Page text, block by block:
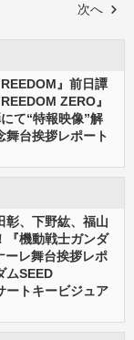
次へ
』前日譚
ZERO』
て“特報映像”解
台挨拶レポート
彰、下野紘、福山
『機動戦士ガンダ
ーレ舞台挨拶レポ
ムSEED
ートキービジュア